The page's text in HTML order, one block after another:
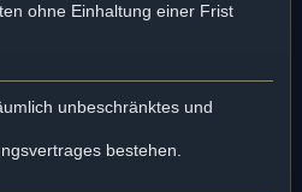
ohne Einhaltung einer Frist
unbeschränktes und
bestehen.